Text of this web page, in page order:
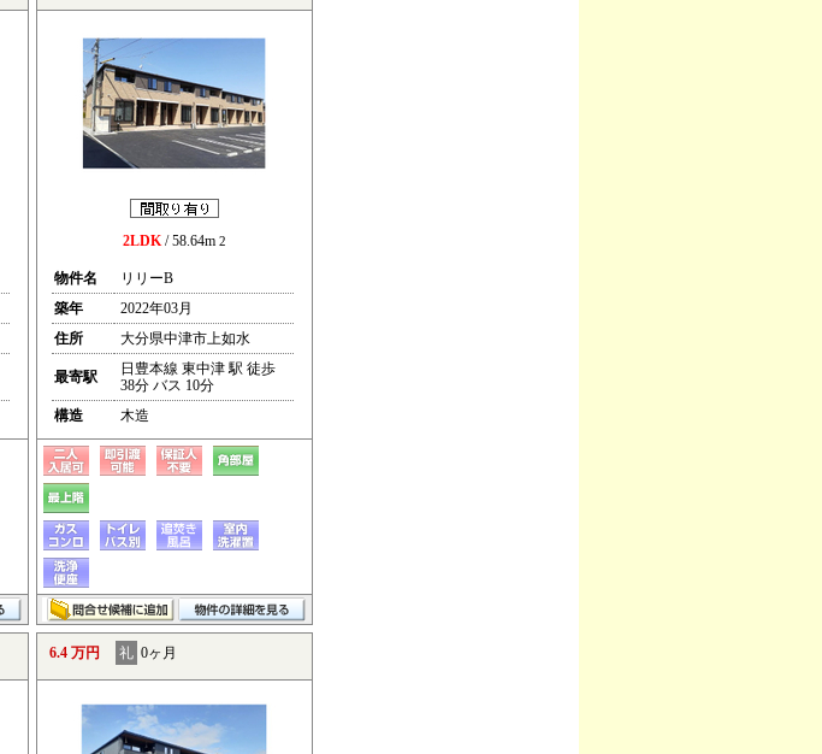
2LDK/ 58.64m 2
物件名
リリーB
築年
2022年03月
住所
大分県中津市上如水
最寄駅
日豊本線 東中津 駅 徒歩
38分 バス 10分
構造
木造
6.4 万円 礼 0ヶ月